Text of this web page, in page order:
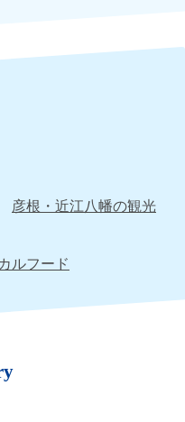
彦根・近江八幡の観光
ルフード